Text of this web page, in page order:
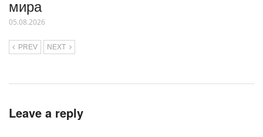
мира
05.08.2026
PREV NEXT
Leave a reply